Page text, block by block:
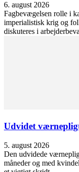
6. august 2026
Fagbevægelsen rolle i
imperialistisk krig og
diskuteres i
Udvidet
5. august 2026
Den udvidede
måneder og med